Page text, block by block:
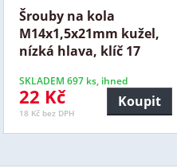
Šrouby na kola
M14x1,5x21mm kužel,
nízká hlava, klíč 17
SKLADEM 697 ks, ihned
22 Kč
18 Kč bez DPH
Koupit